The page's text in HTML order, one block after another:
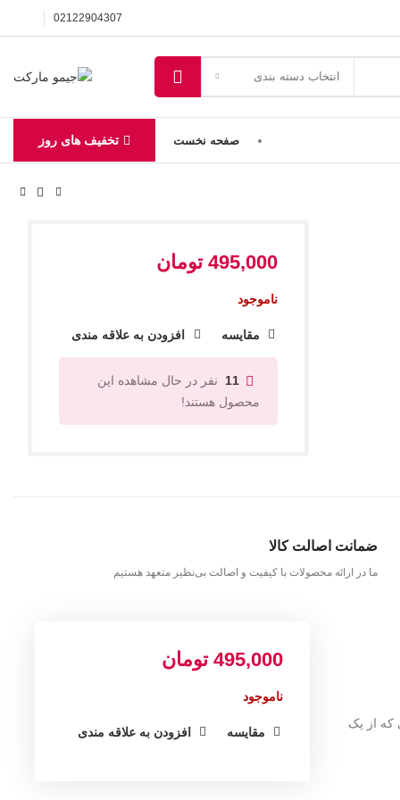
02122904307
انتخاب دسته بندی
صفحه نخست تخفیف های روز
495,000 تومان
ناموجود
مقایسه افزودن به علاقه مندی
11
نفر در حال مشاهده این
محصول هستند!
ضمانت اصالت کالا
ما در ارائه محصولات با کیفیت و اصالت بی‌نظیر متعهد هستیم
که از یک
495,000 تومان
ناموجود
مقایسه افزودن به علاقه مندی